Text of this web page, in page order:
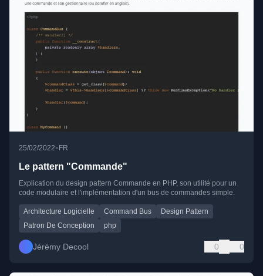
25/02/2022•FR
Le pattern "Commande"
Explication du design pattern Commande en PHP, son utilité pour un
code modulaire et l'implémentation d'un bus de commandes simple.
Architecture Logicielle Command Bus
Design Pattern
Patron De Conception
php
Jérémy Decool 0 0